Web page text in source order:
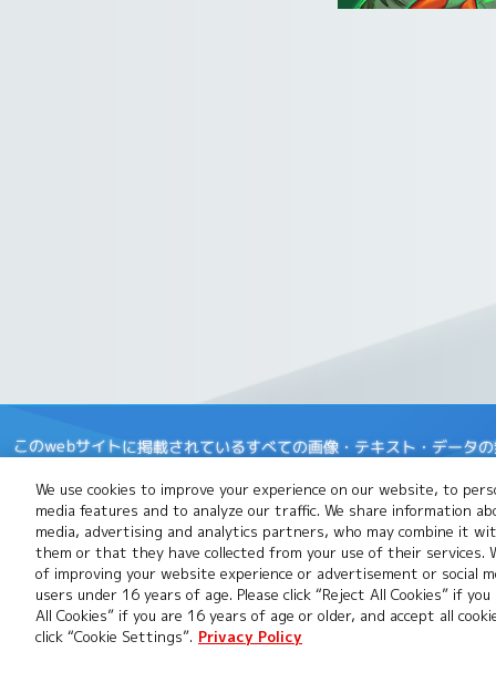
このwebサイトに掲載されているすべての画像・テキスト・データ
※Apple、Appleのロゴは、米国もしくはその他の国や地域におけ
App Storeは、Apple Inc.のサービスマークです。
※Google Playおよび Google Play ロゴは、Google LLCの商標また
※デジカ及びデジカのロゴは、株式会社バンダイの登録商標または
推奨環境について Cookies Settings
We use cookies to improve your experience on our website, to
media features and to analyze our traffic. We share information
media, advertising and analytics partners, who may combine it
them or that they have collected from your use of their services.
of improving your website experience or advertisement or social
users under 16 years of age. Please click “Reject All Cookies” if
All Cookies” if you are 16 years of age or older, and accept all
click “Cookie Settings”. Privacy Policy